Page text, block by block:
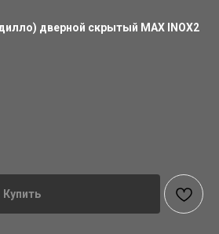
дверной скрытый MAX INOX2
Купить